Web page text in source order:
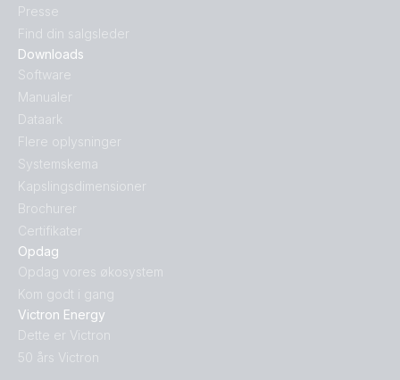
Opdag
Opdag vores økosystem
Kom godt i gang
Victron Energy
Dette er Victron
50 års Victron
Downloads
Software
Manualer
Dataark
Flere oplysninger
Systemskema
Kapslingsdimensioner
Brochurer
Certifikater
Presse
Find din salgsleder